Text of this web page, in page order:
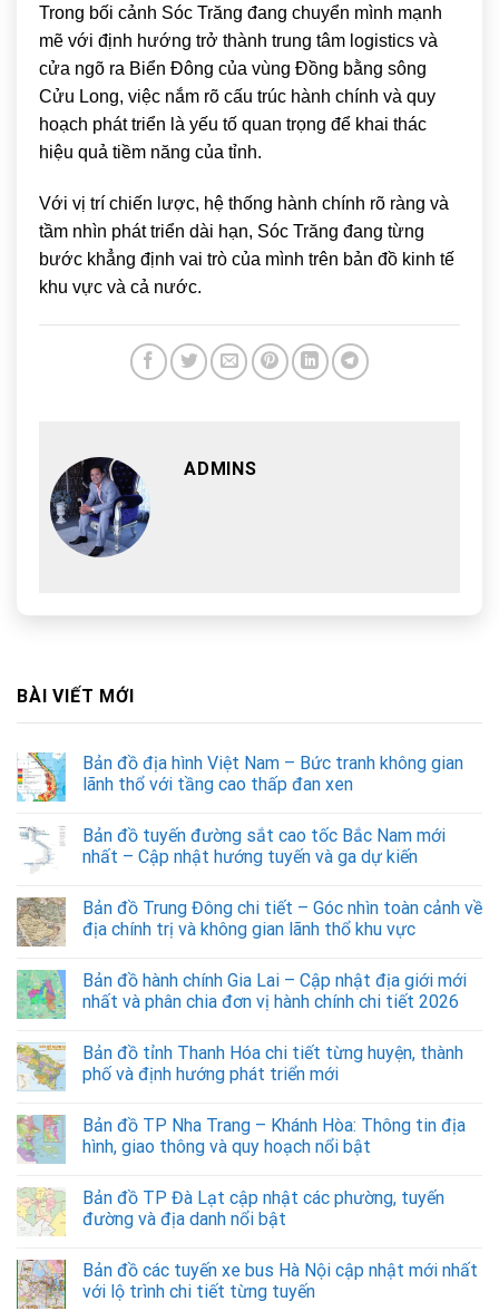
Trong bối cảnh Sóc Trăng đang chuyển mình mạnh
mẽ với định hướng trở thành trung tâm logistics và
cửa ngõ ra Biển Đông của vùng Đồng bằng sông
Cửu Long, việc nắm rõ cấu trúc hành chính và quy
hoạch phát triển là yếu tố quan trọng để khai thác
hiệu quả tiềm năng của tỉnh.
Với vị trí chiến lược, hệ thống hành chính rõ ràng và
tầm nhìn phát triển dài hạn, Sóc Trăng đang từng
bước khẳng định vai trò của mình trên bản đồ kinh tế
khu vực và cả nước.
ADMINS
BÀI VIẾT MỚI
Bản đồ địa hình Việt Nam – Bức tranh không gian
lãnh thổ với tầng cao thấp đan xen
Bản đồ tuyến đường sắt cao tốc Bắc Nam mới
nhất – Cập nhật hướng tuyến và ga dự kiến
Bản đồ Trung Đông chi tiết – Góc nhìn toàn cảnh về
địa chính trị và không gian lãnh thổ khu vực
Bản đồ hành chính Gia Lai – Cập nhật địa giới mới
nhất và phân chia đơn vị hành chính chi tiết 2026
Bản đồ tỉnh Thanh Hóa chi tiết từng huyện, thành
phố và định hướng phát triển mới
Bản đồ TP Nha Trang – Khánh Hòa: Thông tin địa
hình, giao thông và quy hoạch nổi bật
Bản đồ TP Đà Lạt cập nhật các phường, tuyến
đường và địa danh nổi bật
Bản đồ các tuyến xe bus Hà Nội cập nhật mới nhất
với lộ trình chi tiết từng tuyến